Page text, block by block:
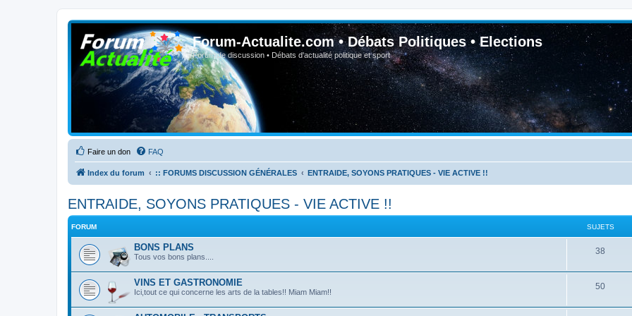
Forum-Actualite.com • Débats Politiques • Elections
Forum de discussion • Débats d'actualité politique et sport
Faire un don FAQ
Index du forum :: FORUMS DISCUSSION GÉNÉRALES ENTRAIDE, SOYONS PRATIQUES - VIE ACTIVE !!
ENTRAIDE, SOYONS PRATIQUES - VIE ACTIVE !!
FORUM SUJETS
BONS PLANS
Tous vos bons plans....
38
VINS ET GASTRONOMIE
Ici,tout ce qui concerne les arts de la tables!! Miam Miam!!
50